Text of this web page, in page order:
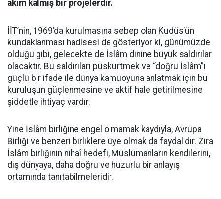
akim kalmış bir projelerdir.
İİT’nin, 1969’da kurulmasına sebep olan Kudüs’ün
kundaklanması hadisesi de gösteriyor ki, günümüzde
olduğu gibi, gelecekte de İslâm dinine büyük saldırılar
olacaktır. Bu saldırıları püskürtmek ve “doğru İslâm”ı
güçlü bir ifade ile dünya kamuoyuna anlatmak için bu
kuruluşun güçlenmesine ve aktif hale getirilmesine
şiddetle ihtiyaç vardır.
Yine İslâm birliğine engel olmamak kaydıyla, Avrupa
Birliği ve benzeri birliklere üye olmak da faydalıdır. Zira
İslâm birliğinin nihaî hedefi, Müslümanların kendilerini,
dış dünyaya, daha doğru ve huzurlu bir anlayış
ortamında tanıtabilmeleridir.